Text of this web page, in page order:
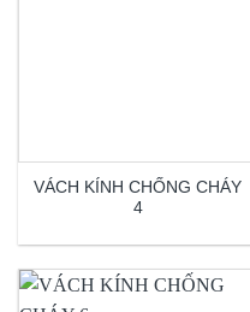
VÁCH KÍNH CHỐNG CHÁY
4